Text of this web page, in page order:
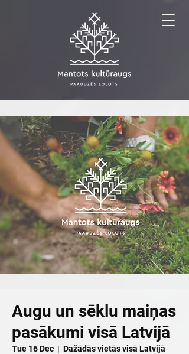
Augu un sēklu maiņas
pasākumi visā Latvijā
Tue 16 Dec
  |
Dažādās vietās visā Latvijā